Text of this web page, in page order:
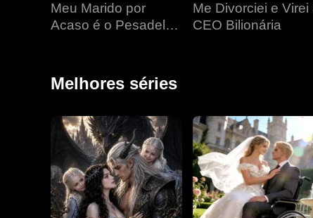
Meu Marido por
Acaso é o Pesadelo
Me Divorciei e Virei
CEO Bilionária
Melhores séries